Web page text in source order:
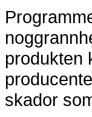
produkten
skador